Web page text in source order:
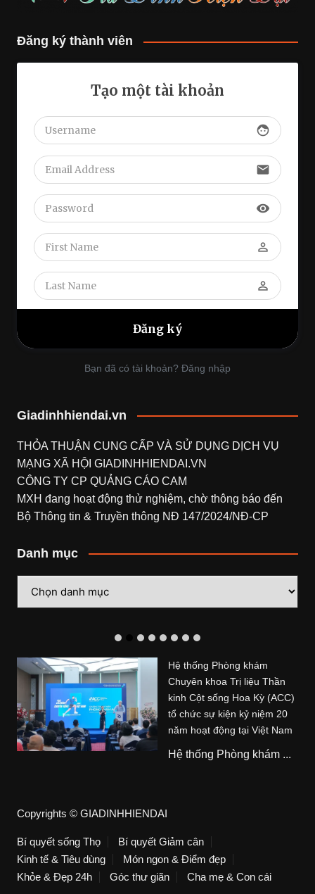
Đăng ký thành viên
Tạo một tài khoản
face
email
visibility
perm_identity
perm_identity
Bạn đã có tài khoản? Đăng nhập
Giadinhhiendai.vn
THỎA THUẬN CUNG CẤP VÀ SỬ DỤNG DỊCH VỤ
MẠNG XÃ HỘI GIADINHHIENDAI.VN
CÔNG TY CP QUẢNG CÁO CAM
MXH đang hoạt động thử nghiệm, chờ thông báo đến
Bộ Thông tin & Truyền thông NĐ 147/2024/NĐ-CP
Danh mục
mục
Hệ thống Phòng khám
Chuyên khoa Trị liệu Thần
kinh Cột sống Hoa Kỳ (ACC)
tổ chức sự kiện kỷ niệm 20
năm hoạt động tại Việt Nam
Hệ thống Phòng khám ...
Copyrights © GIADINHHIENDAI
Bí quyết sống Thọ
Bí quyết Giảm cân
Kinh tế & Tiêu dùng
Món ngon & Điểm đẹp
Khỏe & Đẹp 24h
Góc thư giãn Cha mẹ & Con cái